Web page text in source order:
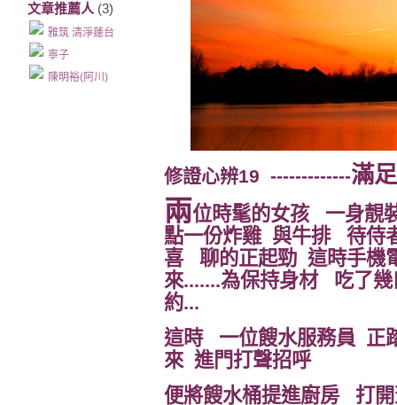
文章推薦人 (3)
雅筑 清淨蓮台
寧子
陳明裕(阿川)
修證心辨19 -------------滿
兩位時髦的女孩 一身靚
點一份炸雞 與牛排 待侍
喜 聊的正起勁 這時手
來.......為保持身材 吃了
約...
這時 一位餿水服務員 正
來 進門打聲招呼
便將餿水桶提進廚房 打